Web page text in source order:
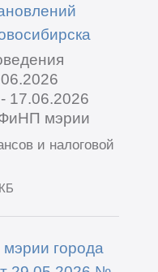
17.06.2026
мэрии
и налоговой
города